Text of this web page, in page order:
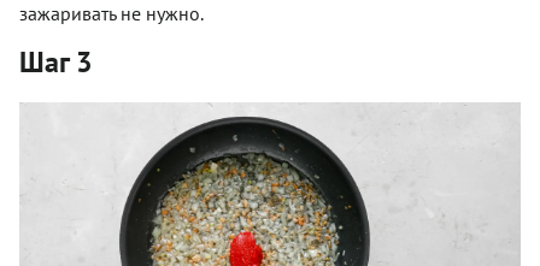
зажаривать не нужно.
Шаг 3